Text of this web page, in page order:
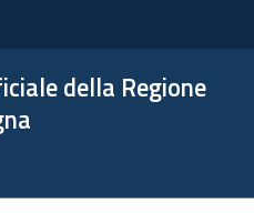
della Regione